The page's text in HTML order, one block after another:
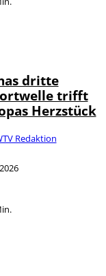
dritte
trifft
Herzstück
Redaktion